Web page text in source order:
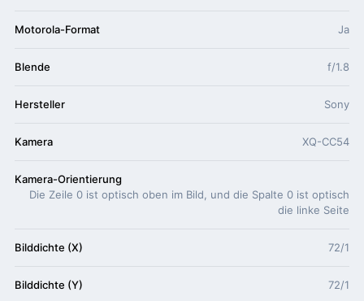
Motorola-Format Ja
Blende f/1.8
Hersteller Sony
Kamera XQ-CC54
Kamera-Orientierung
Die Zeile 0 ist optisch oben im Bild, und die Spalte 0 ist optisch
die linke Seite
Bilddichte (X) 72/1
Bilddichte (Y) 72/1